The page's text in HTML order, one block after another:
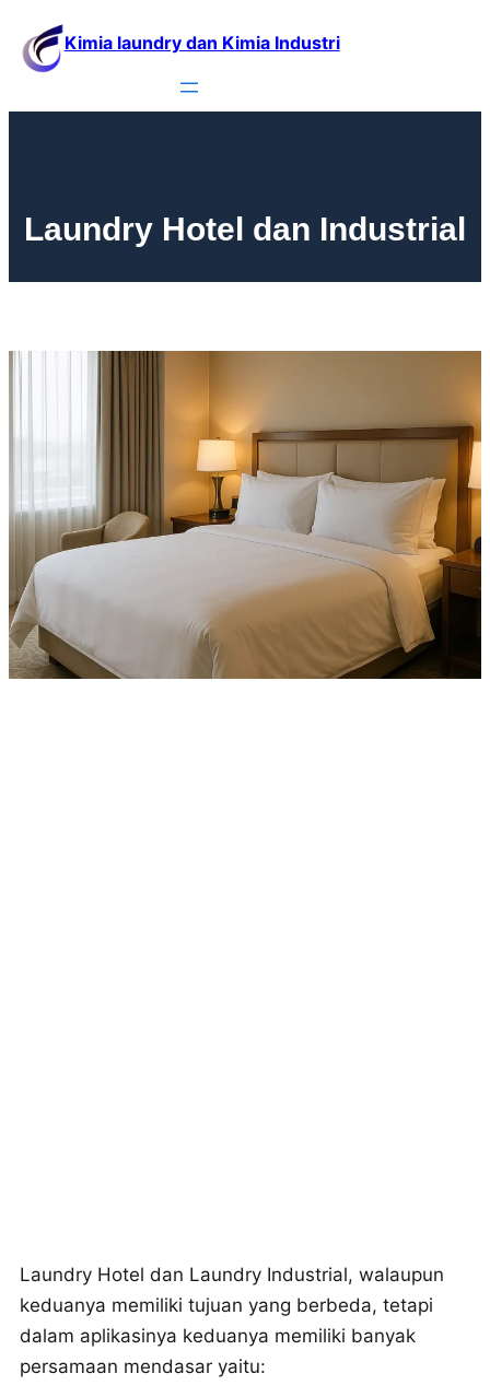
Kimia laundry dan Kimia Industri
Laundry Hotel dan Industrial
Laundry Hotel dan Laundry Industrial, walaupun
keduanya memiliki tujuan yang berbeda, tetapi
dalam aplikasinya keduanya memiliki banyak
persamaan mendasar yaitu: